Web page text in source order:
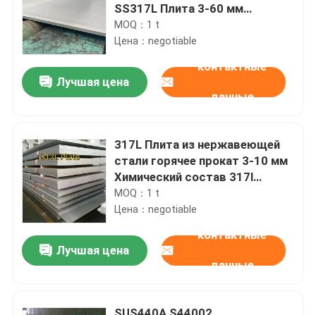
SS317L Плита 3-60 мм
Толщина 1500mm-2000mm
Ширина
MOQ：1 t
Цена：negotiable
Лучшая цена
контактные
данные
317L Плита из нержавеющей
стали горячее прокат 3-10 мм
Химический состав 317l
нержавеющей стали
MOQ：1 t
Цена：negotiable
Лучшая цена
контактные
данные